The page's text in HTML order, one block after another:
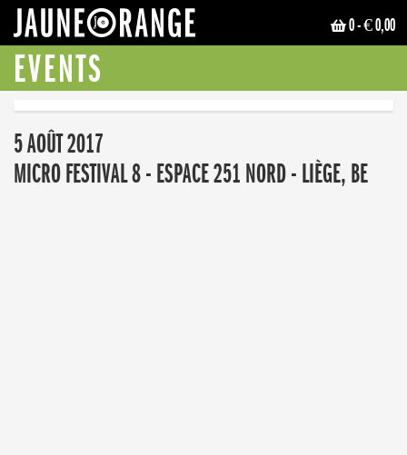
0- € 0,00
EVENTS
5 AOÛT 2017
MICRO FESTIVAL 8 - ESPACE 251 NORD - LIÈGE, BE